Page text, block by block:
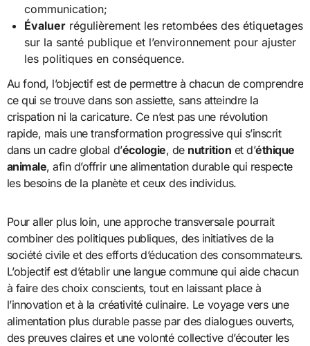
communication;
Évaluer régulièrement les retombées des étiquetages
sur la santé publique et l’environnement pour ajuster
les politiques en conséquence.
Au fond, l’objectif est de permettre à chacun de comprendre
ce qui se trouve dans son assiette, sans atteindre la
crispation ni la caricature. Ce n’est pas une révolution
rapide, mais une transformation progressive qui s’inscrit
dans un cadre global d’écologie, de nutrition et d’éthique
animale, afin d’offrir une alimentation durable qui respecte
les besoins de la planète et ceux des individus.
Pour aller plus loin, une approche transversale pourrait
combiner des politiques publiques, des initiatives de la
société civile et des efforts d’éducation des consommateurs.
L’objectif est d’établir une langue commune qui aide chacun
à faire des choix conscients, tout en laissant place à
l’innovation et à la créativité culinaire. Le voyage vers une
alimentation plus durable passe par des dialogues ouverts,
des preuves claires et une volonté collective d’écouter les